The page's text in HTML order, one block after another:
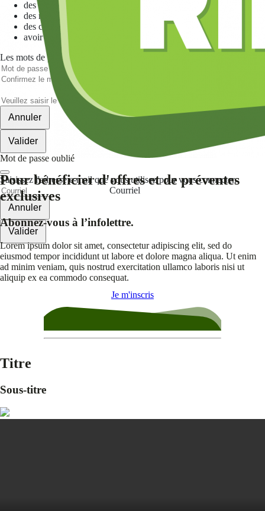
Pour bénéficier d'offres et de préventes
exclusives
Abonnez-vous à l’infolettre.
Lorem ipsum dolor sit amet, consectetur adipiscing elit, sed do
eiusmod tempor incididunt ut labore et dolore magna aliqua. Ut enim
ad minim veniam, quis nostrud exercitation ullamco laboris nisi ut
aliquip ex ea commodo consequat.
Je m'inscris
Titre
Sous-titre
des minuscules,
des majuscules,
des chiffres
avoir au moins 8 caractères
Les mots de passes que vous avez saisis ne correspondent pas.
Annuler
Valider
Mot de passe oublié
Saisissez l'adresse e-mail que vous utilisez pour vous connecter.
Courriel
Annuler
Valider